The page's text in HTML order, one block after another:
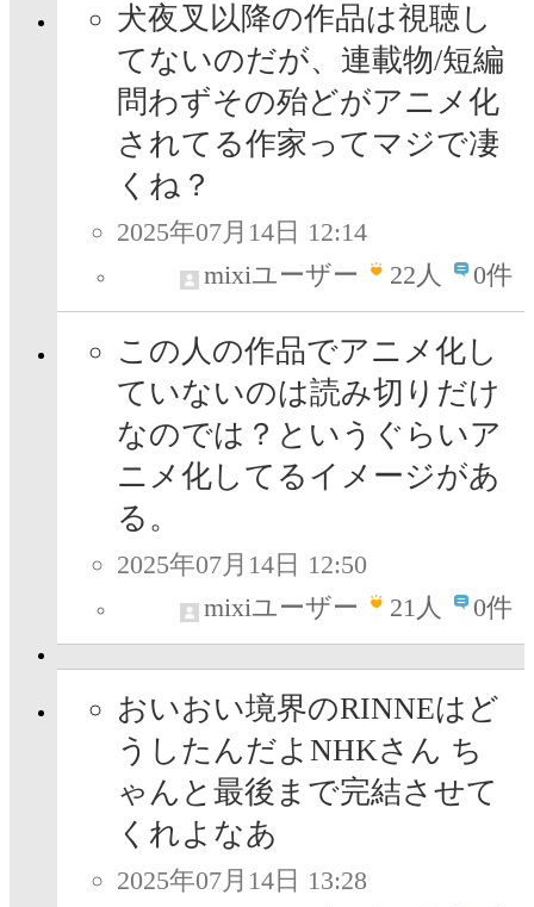
犬夜叉以降の作品は視聴し
てないのだが、連載物/短編
問わずその殆どがアニメ化
されてる作家ってマジで凄
くね？
2025年07月14日 12:14
mixiユーザー
22人 0件
この人の作品でアニメ化し
ていないのは読み切りだけ
なのでは？というぐらいア
ニメ化してるイメージがあ
る。
2025年07月14日 12:50
mixiユーザー
21人 0件
おいおい境界のRINNEはど
うしたんだよNHKさん ち
ゃんと最後まで完結させて
くれよなあ
2025年07月14日 13:28